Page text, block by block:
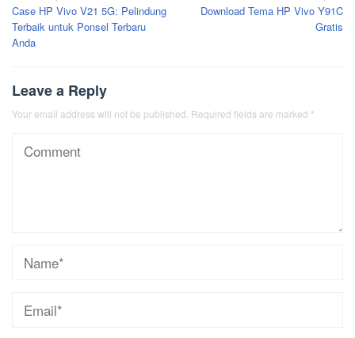
navigation
Case HP Vivo V21 5G: Pelindung
Terbaik untuk Ponsel Terbaru
Anda
Download Tema HP Vivo Y91C
Gratis
Leave a Reply
Your email address will not be published. Required fields are marked *